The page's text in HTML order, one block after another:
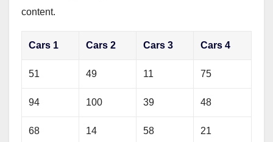
content.
Cars 1 Cars 2 Cars 3 Cars 4
51 49 11 75
94 100 39 48
68 14 58 21